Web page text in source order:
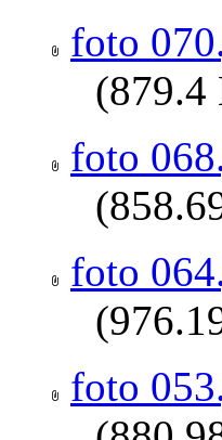
foto
(879.4
foto
foto
foto